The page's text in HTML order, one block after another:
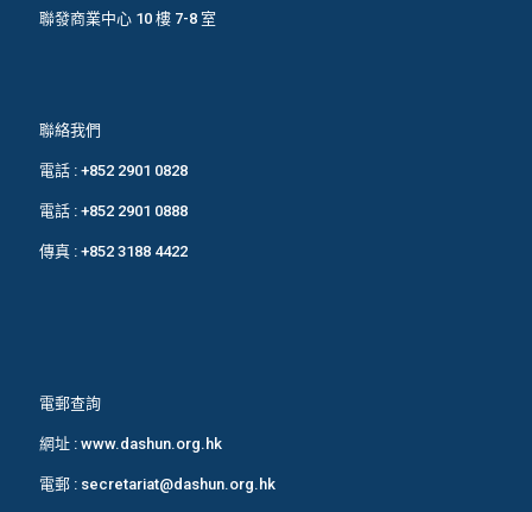
聯發商業中心 10 樓 7-8 室
聯絡我們
電話 : +852 2901 0828
電話 : +852 2901 0888
傳真 : +852 3188 4422
電郵查詢
網址 : www.dashun.org.hk
電郵 : secretariat@dashun.org.hk